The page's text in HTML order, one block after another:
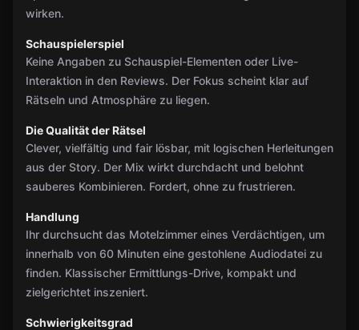
wirken.
Schauspielerspiel
Keine Angaben zu Schauspiel-Elementen oder Live-
Interaktion in den Reviews. Der Fokus scheint klar auf
Rätseln und Atmosphäre zu liegen.
Die Qualität der Rätsel
Clever, vielfältig und fair lösbar, mit logischen Herleitungen
aus der Story. Der Mix wirkt durchdacht und belohnt
sauberes Kombinieren. Fordert, ohne zu frustrieren.
Handlung
Ihr durchsucht das Motelzimmer eines Verdächtigen, um
innerhalb von 60 Minuten eine gestohlene Audiodatei zu
finden. Klassischer Ermittlungs-Drive, kompakt und
zielgerichtet inszeniert.
Schwierigkeitsgrad